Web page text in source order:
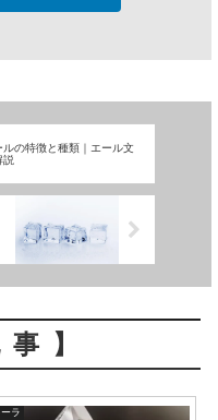
ルの特徴と種類｜エール文
説
事】
ラ